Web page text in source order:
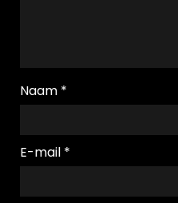
Naam *
E-mail *